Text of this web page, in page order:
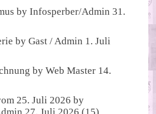
byInfosperber/Admin 31.
byGast / Admin 1. Juli
byWeb Master 14.
25. Juli 2026 by